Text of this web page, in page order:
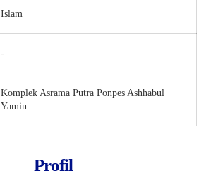
Islam
-
Komplek Asrama Putra Ponpes Ashhabul
Yamin
Profil